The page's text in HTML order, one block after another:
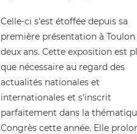
Celle-ci s’est étoffée depuis sa
première présentation à Toulon
deux ans. Cette exposition est
que nécessaire au regard des
actualités nationales et
internationales et s’inscrit
parfaitement dans la
Congrès cette année. Elle